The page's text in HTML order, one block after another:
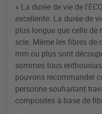
« La durée de vie de
excellente. La durée de
plus longue que celle de
scie. Même les fibres de
mm ou plus sont
sommes tous
pouvons recommander
personne souhaitant
composites à base de